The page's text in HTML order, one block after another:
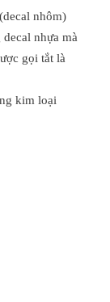
nhôm)
nhựa mà
gọi tắt là
kim loại